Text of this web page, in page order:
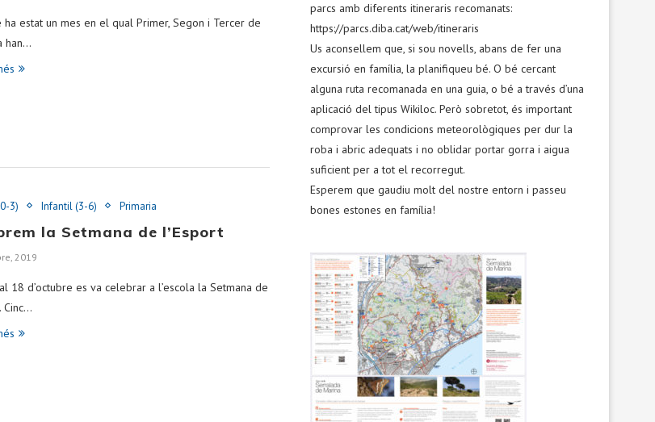
ha estat un mes en el qual Primer, Segon i Tercer de
han…
3) Infantil (3-6) Primaria
la Setmana de l’Esport
2019
18 d’octubre es va celebrar a l’escola la Setmana de
Cinc…
parcs amb diferents itineraris recomanats:
https://parcs.diba.cat/web/itineraris
Us aconsellem que, si sou novells, abans de fer una
excursió en família, la planifiqueu bé. O bé cercant
alguna ruta recomanada en una guia, o bé a través d’una
aplicació del tipus Wikiloc. Però sobretot, és important
comprovar les condicions meteorològiques per dur la
roba i abric adequats i no oblidar portar gorra i aigua
suficient per a tot el recorregut.
Esperem que gaudiu molt del nostre entorn i passeu
bones estones en família!